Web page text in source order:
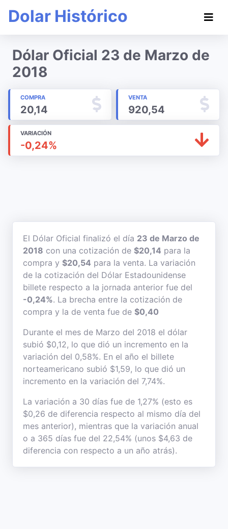
Dolar Histórico
Dólar Oficial 23 de Marzo de
2018
COMPRA
20,14
VENTA
920,54
VARIACIÓN
-0,24%
El Dólar Oficial finalizó el día 23 de Marzo de
2018 con una cotización de $20,14 para la
compra y $20,54 para la venta. La variación
de la cotización del Dólar Estadounidense
billete respecto a la jornada anterior fue del
-0,24%. La brecha entre la cotización de
compra y la de venta fue de $0,40
Durante el mes de Marzo del 2018 el dólar
subió $0,12, lo que dió un incremento en la
variación del 0,58%. En el año el billete
norteamericano subió $1,59, lo que dió un
incremento en la variación del 7,74%.
La variación a 30 días fue de 1,27% (esto es
$0,26 de diferencia respecto al mismo día del
mes anterior), mientras que la variación anual
o a 365 días fue del 22,54% (unos $4,63 de
diferencia con respecto a un año atrás).